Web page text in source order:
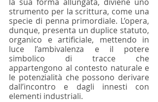
strumento per la scrittura, come una
specie di penna primordiale. L’opera,
dunque, presenta un duplice statuto,
organico e artificiale, mettendo in
luce l’ambivalenza e il potere
simbolico di tracce che
appartengono al contesto naturale e
le potenzialità che possono derivare
dall’incontro e dagli innesti con
elementi industriali.